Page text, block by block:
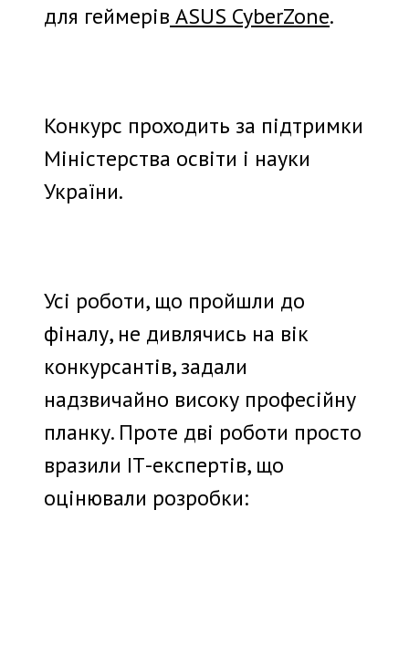
для геймерів ASUS CyberZone.
Конкурс проходить за підтримки
Міністерства освіти і науки
України.
Усі роботи, що пройшли до
фіналу, не дивлячись на вік
конкурсантів, задали
надзвичайно високу професійну
планку. Проте дві роботи просто
вразили ІТ-експертів, що
оцінювали розробки: